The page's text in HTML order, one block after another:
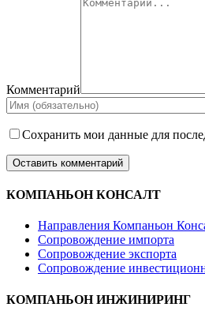
Комментарий
Сохранить мои данные для
КОМПАНЬОН КОНСАЛТ
Направления Компаньон
Сопровождение импорта
Сопровождение экспорта
Сопровождение
КОМПАНЬОН ИНЖИНИРИНГ